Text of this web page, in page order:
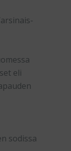
eli
sodissa